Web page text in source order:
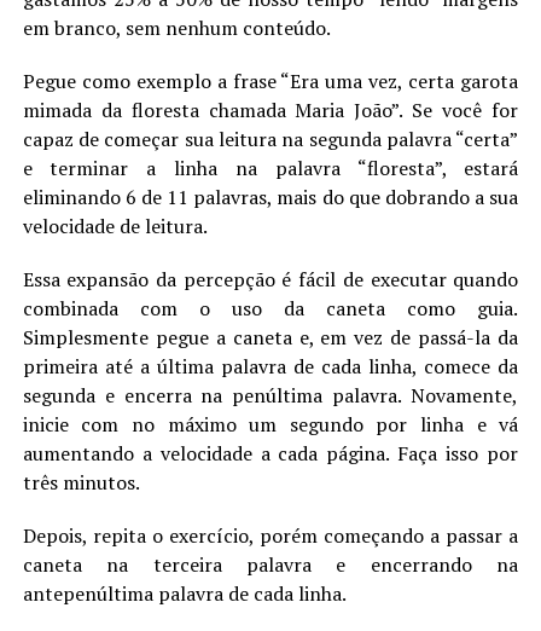
em branco, sem nenhum conteúdo.
Pegue como exemplo a frase “Era uma vez, certa garota
mimada da floresta chamada Maria João”. Se você for
capaz de começar sua leitura na segunda palavra “certa”
e terminar a linha na palavra “floresta”, estará
eliminando 6 de 11 palavras, mais do que dobrando a sua
velocidade de leitura.
Essa expansão da percepção é fácil de executar quando
combinada com o uso da caneta como guia.
Simplesmente pegue a caneta e, em vez de passá-la da
primeira até a última palavra de cada linha, comece da
segunda e encerra na penúltima palavra. Novamente,
inicie com no máximo um segundo por linha e vá
aumentando a velocidade a cada página. Faça isso por
três minutos.
Depois, repita o exercício, porém começando a passar a
caneta na terceira palavra e encerrando na
antepenúltima palavra de cada linha.